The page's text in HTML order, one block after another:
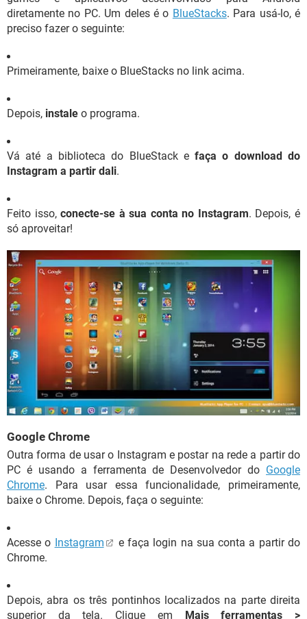
diretamente no PC. Um deles é o BlueStacks. Para usá-lo, é
preciso fazer o seguinte:
Primeiramente, baixe o BlueStacks no link acima.
Depois, instale o programa.
Vá até a biblioteca do BlueStack efaça o download do
Instagram a partir dali.
Feito isso,conecte-se à sua conta no Instagram. Depois, é
só aproveitar!
Google Chrome
Outra forma de usar o Instagram e postar na rede a partir do
PC é usando a ferramenta de Desenvolvedor do Google
Chrome. Para usar essa funcionalidade, primeiramente,
baixe o Chrome. Depois, faça o seguinte:
Acesse o Instagram
e faça login na sua conta a partir do
Chrome.
Depois, abra os três pontinhos localizados na parte direita
superior da tela. Clique em Mais ferramentas >